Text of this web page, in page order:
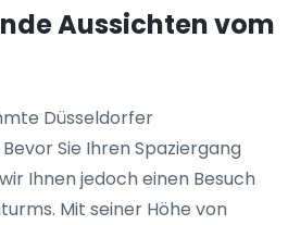
Aussichten vom
Düsseldorfer
Sie Ihren Spaziergang
Ihnen jedoch einen Besuch
Mit seiner Höhe von